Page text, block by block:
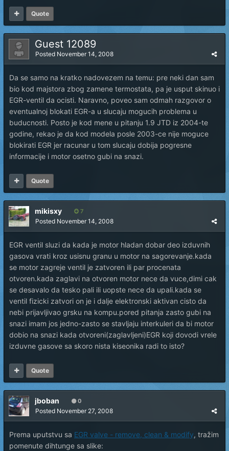
Quote
Guest 12089
Posted November 14, 2008
Da se samo na kratko nadovezem na temu: pre neki dan sam
bio kod majstora zbog zamene termostata, pa je usput skinuo i
EGR-ventil da ocisti. Naravno, poveo sam odmah razgovor o
eventualnoj blokati EGR-a u slucaju mogucih problema u
buducnosti. Posto je kod mene u pitanju 1.9 JTD iz 2004-te
godine, rekao je da kod modela posle 2003-ce nije moguce
blokirati EGR jer racunar u tom slucaju dobija pogresne
informacije i motor osetno gubi na snazi.
Quote
mikisxy 7
Posted November 14, 2008
EGR ventil sluzi da kada je motor hladan dobar deo izduvnih
gasova vrati kroz usisnu granu u motor na sagorevanje.kada
se motor zagreje ventil je zatvoren ili par procenata
otvoren.kada zaglavi na otvoren motor nece da vuce,dimi cak
se desavalo da tesko pali ili uopste nece da upali.kada se
ventil fizicki zatvori on je i dalje elektronski aktivan cisto da
nebi prijavljivao grsku na kompu.pored pitanja zasto gubi na
snazi imam jos jedno-zasto se stavljaju interkuleri da bi motor
dobio na snazi kada otvoreni(zaglavljeni)EGR koji dovodi vrele
izduvne gasove sa skoro nista kiseonika radi to isto?
Quote
jboban 0
Posted November 27, 2008
Prema uputstvu sa EGR valve - remove, clean & modify, tražim
pomenute dihtunge sa slike: